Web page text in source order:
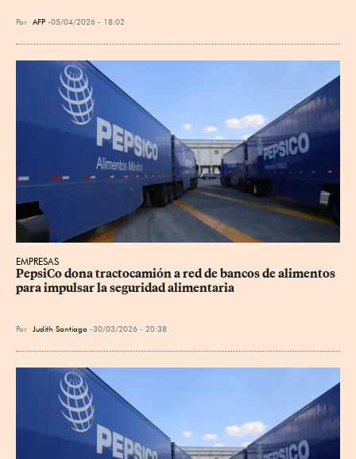
Por AFP 05/04/2026 - 18:02
EMPRESAS
PepsiCo dona tractocamión a red de bancos de alimentos
para impulsar la seguridad alimentaria
Por Judith Santiago 30/03/2026 - 20:38